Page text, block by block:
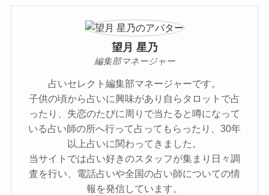
望月 星乃
編集部マネージャー
占いセレクト編集部マネージャーです。
子供の頃から占いに興味があり自らタロットで占
ったり、失恋のたびに周りで当たると噂になって
いる占い師の所へ行って占ってもらったり、30年
以上占いに関わってきました。
当サイトでは占い好きのスタッフが集まり日々調
査を行い、電話占いや全国の占い師についての情
報を発信しています。